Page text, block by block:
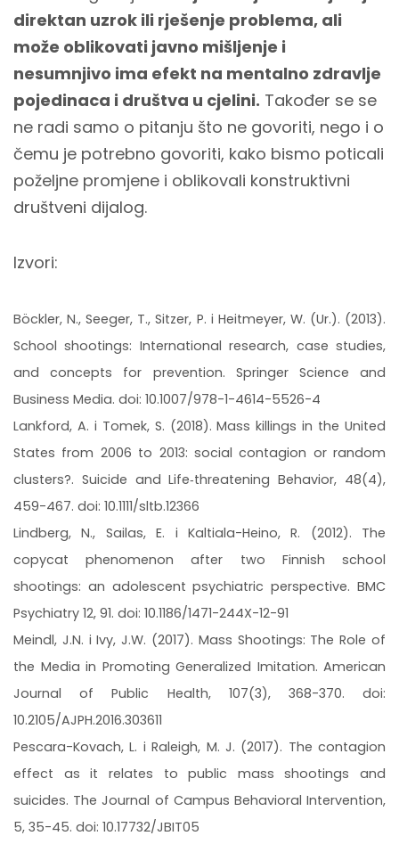
direktan uzrok ili rješenje problema, ali
može oblikovati javno mišljenje i
nesumnjivo ima efekt na mentalno zdravlje
pojedinaca i društva u cjelini. Također se se
ne radi samo o pitanju što ne govoriti, nego i o
čemu je potrebno govoriti, kako bismo poticali
poželjne promjene i oblikovali konstruktivni
društveni dijalog.
Izvori:
Böckler, N., Seeger, T., Sitzer, P. i Heitmeyer, W. (Ur.). (2013).
School shootings: International research, case studies,
and concepts for prevention. Springer Science and
Business Media. doi: 10.1007/978-1-4614-5526-4
Lankford, A. i Tomek, S. (2018). Mass killings in the United
States from 2006 to 2013: social contagion or random
clusters?. Suicide and Life‐threatening Behavior, 48(4),
459-467. doi: 10.1111/sltb.12366
Lindberg, N., Sailas, E. i Kaltiala-Heino, R. (2012). The
copycat phenomenon after two Finnish school
shootings: an adolescent psychiatric perspective. BMC
Psychiatry 12, 91. doi: 10.1186/1471-244X-12-91
Meindl, J.N. i Ivy, J.W. (2017). Mass Shootings: The Role of
the Media in Promoting Generalized Imitation. American
Journal of Public Health, 107(3), 368-370. doi:
10.2105/AJPH.2016.303611
Pescara-Kovach, L. i Raleigh, M. J. (2017). The contagion
effect as it relates to public mass shootings and
suicides. The Journal of Campus Behavioral Intervention,
5, 35-45. doi: 10.17732/JBIT05